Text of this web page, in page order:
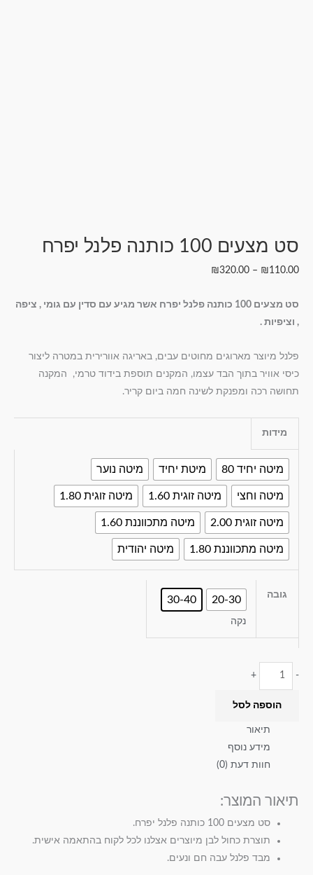
סט מצעים 100 כותנה פלנל יפרח
₪110.00
–
₪320.00
סט מצעים 100 כותנה פלנל יפרח אשר מגיע עם סדין עם גומי , ציפה
, וציפיות .
פלנל מיוצר מארוגים מחוטים עבים, באריגה אוורירית במטרה ליצור
כיסי אוויר בתוך הבד עצמו, המקנים תוספת בידוד טרמי, המקנה
תחושה רכה ומפנקת לשינה חמה ביום קריר.
מידות
מיטה יחיד 80 מיטת יחיד מיטה נוער
מיטה וחצי מיטה זוגית 1.60 מיטה זוגית 1.80
מיטה זוגית 2.00 מיטה מתכווננת 1.60
מיטה מתכווננת 1.80 מיטה יהודית
גובה 20-30
30-40
נקה
-
+
הוספה לסל
תיאור
מידע נוסף
חוות דעת (0)
תיאור המוצר:
סט מצעים 100 כותנה פלנל יפרח.
תוצרת כחול לבן מיוצרים אצלנו לכל לקוח בהתאמה אישית.
מבד פלנל עבה חם ונעים.